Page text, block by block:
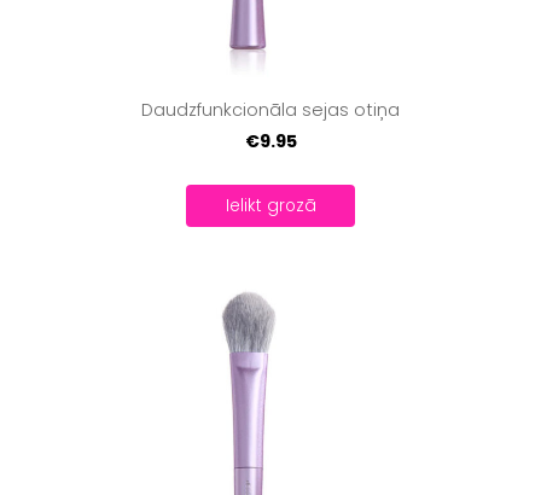
Daudzfunkcionāla sejas otiņa
€9.95
Ielikt grozā